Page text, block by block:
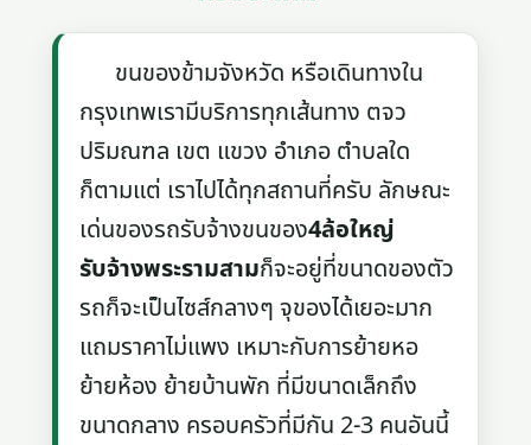
ขนของข้ามจังหวัด หรือเดินทางใน
กรุงเทพเรามีบริการทุกเส้นทาง ตจว
ปริมณฑล เขต แขวง อำเภอ ตำบลใด
ก็ตามแต่ เราไปได้ทุกสถานที่ครับ ลักษณะ
เด่นของรถรับจ้างขนของ4ล้อใหญ่
รับจ้างพระรามสามก็จะอยู่ที่ขนาดของตัว
รถก็จะเป็นไซส์กลางๆ จุของได้เยอะมาก
แถมราคาไม่แพง เหมาะกับการย้ายหอ
ย้ายห้อง ย้ายบ้านพัก ที่มีขนาดเล็กถึง
ขนาดกลาง ครอบครัวที่มีกัน 2-3 คนอันนี้